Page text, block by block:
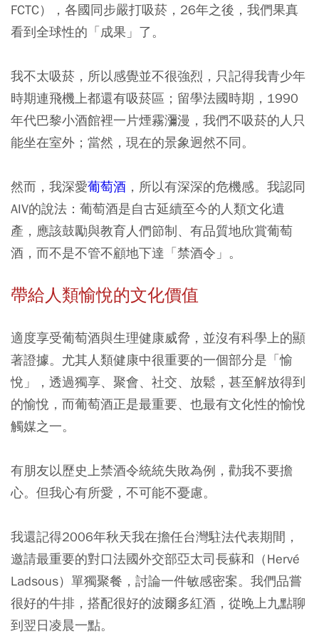
FCTC），各國同步嚴打吸菸，26年之後，我們果真
看到全球性的「成果」了。
我不太吸菸，所以感覺並不很強烈，只記得我青少年
時期連飛機上都還有吸菸區；留學法國時期，1990
年代巴黎小酒館裡一片煙霧瀰漫，我們不吸菸的人只
能坐在室外；當然，現在的景象迥然不同。
然而，我深愛葡萄酒 ，所以有深深的危機感。我認同
AIV的說法：葡萄酒是自古延續至今的人類文化遺
產，應該鼓勵與教育人們節制、有品質地欣賞葡萄
酒，而不是不管不顧地下達「禁酒令」。
帶給人類愉悅的文化價值
適度享受葡萄酒與生理健康威脅，並沒有科學上的顯
著證據。尤其人類健康中很重要的一個部分是「愉
悅」，透過獨享、聚會、社交、放鬆，甚至解放得到
的愉悅，而葡萄酒正是最重要、也最有文化性的愉悅
觸媒之一。
有朋友以歷史上禁酒令統統失敗為例，勸我不要擔
心。但我心有所愛，不可能不憂慮。
我還記得2006年秋天我在擔任台灣駐法代表期間，
邀請最重要的對口法國外交部亞太司長蘇和（Hervé
Ladsous）單獨聚餐，討論一件敏感密案。我們品嘗
很好的牛排，搭配很好的波爾多紅酒，從晚上九點聊
到翌日凌晨一點。